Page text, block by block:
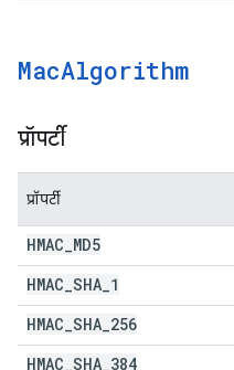
MacAlgorithm
प्रॉपर्टी
प्रॉपर्टी
HMAC MD5
HMAC SHA 1
HMAC SHA 256
HMAC SHA 384